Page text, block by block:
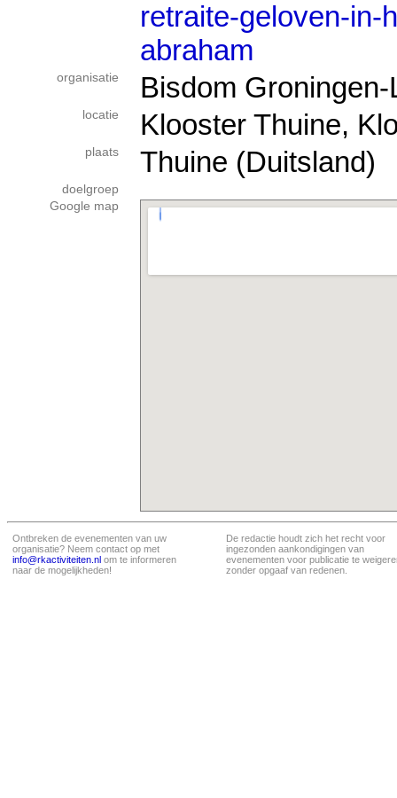
retraite-geloven-in-
abraham
organisatie Bisdom
locatie Klooster Thuine,
plaats Thuine (Duitsland)
doelgroep
Google map
Ontbreken de evenementen van uw
organisatie? Neem contact op met
info@rkactiviteiten.nl om te informeren
naar de mogelijkheden!
De redactie houdt zich het recht voor
ingezonden aankondigingen van
evenementen voor publicatie te
zonder opgaaf van redenen.